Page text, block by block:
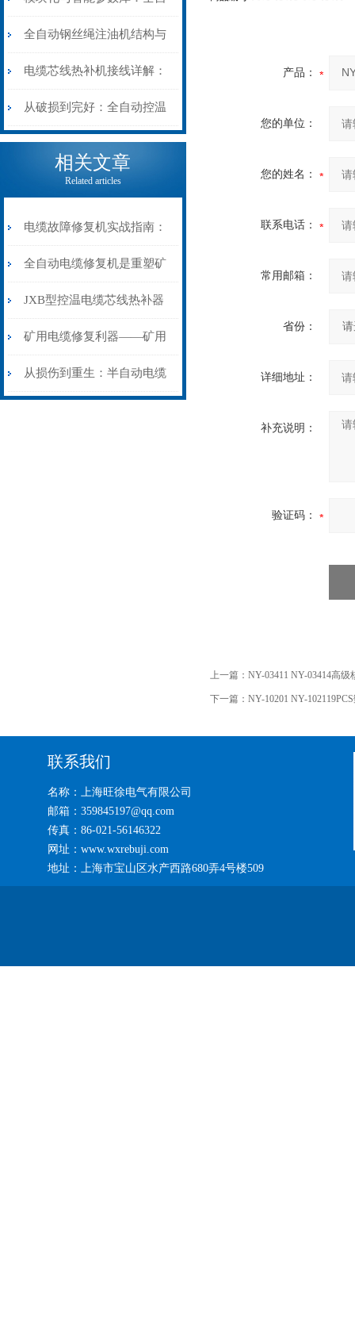
阻”到“波形特征”的精准诊
断逻辑
动电缆修复机的快速换型逻
辑
全自动钢丝绳注油机结构与
工作原理：揭秘高效润滑的
机械密码
电缆芯线热补机接线详解：
从入门到精通
从破损到完好：全自动控温
电缆热补机的核心价值
相关文章
Related articles
电缆故障修复机实战指南：
从“盲测”到“精确定点”的三
步作业法
全自动电缆修复机是重塑矿
山电力动脉的“智能外科医
生”
JXB型控温电缆芯线热补器
安装与接线：精准修复的工
艺基石
矿用电缆修复利器——矿用
电缆热补机智能控温，安全
从损伤到重生：半自动电缆
产品：
您的单位：
您的姓名：
联系电话：
常用邮箱：
省份：
详细地址：
补充说明：
验证码：
上一篇： NY-03411 NY-03414高
下一篇： NY-10201 NY-
联系我们
名称：上海旺徐电气有限公司
邮箱：359845197@qq.com
传真：86-021-56146322
网址：www.wxrebuji.com
地址：上海市宝山区水产西路680弄4号楼509